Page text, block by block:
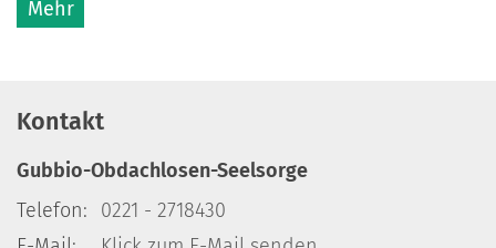
Mehr
Kontakt
Gubbio-Obdachlosen-Seelsorge
Telefon:
0221 - 2718430